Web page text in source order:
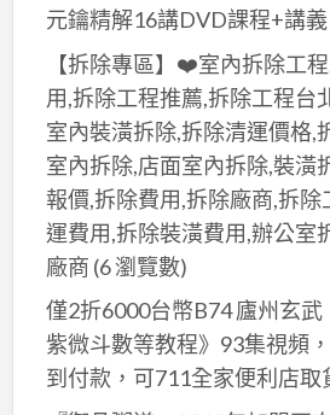
元鑰精解16講DVD課程+講義
【拆除專區】❤️室內拆除工
用,拆除工程推薦,拆除工程台
室內裝潢拆除,拆除清運價格,
室內拆除,店面室內拆除,裝潢
報價,拆除費用,拆除廠商,拆除
運費用,拆除裝潢費用,辦公室
廠商 (6 瀏覽數)
僅2折6000台幣B74 廬州玄武
紫微斗數等教程》93集視頻
到付款，可711全家便利店取